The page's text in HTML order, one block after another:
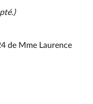
de Mme Laurence